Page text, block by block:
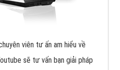
viên tư ấn am hiểu về
sẽ tư vấn bạn giải pháp